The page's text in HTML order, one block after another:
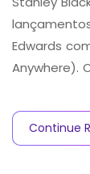
Edwards
Anywhere).
Continue